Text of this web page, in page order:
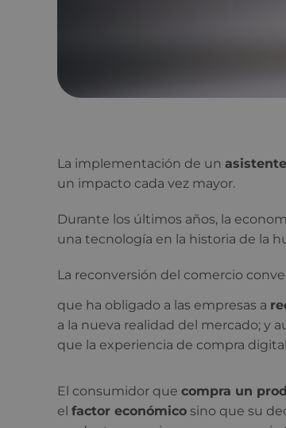
La implementación de un
un impacto cada vez mayor.
Durante los últimos años, la
una tecnología en la historia de la
La reconversión del comercio
que ha obligado a las empresas a
a la nueva realidad del mercado; y
que la experiencia de compra
El consumidor que compra un
el factor económico sino que su